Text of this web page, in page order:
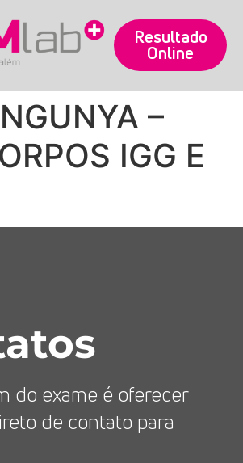
Resultado
Online
–
IGG E
do exame é oferecer
de contato para